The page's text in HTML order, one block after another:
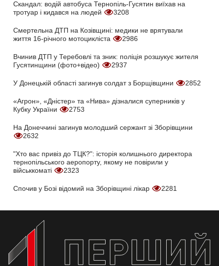
Скандал: водій автобуса Тернопіль-Гусятин виїхав на
тротуар і кидався на людей
3208
Смертельна ДТП на Козівщині: медики не врятували
життя 16-річного мотоцикліста
2986
Вчинив ДТП у Теребовлі та зник: поліція розшукує жителя
Гусятинщини (фото+відео)
2937
У Донецькій області загинув солдат з Борщівщини 2852
«Агрон», «Дністер» та «Нива» дізналися суперників у
Кубку України
2753
На Донеччині загинув молодший сержант зі Зборівщини
2632
"Хто вас привіз до ТЦК?": історія колишнього директора
тернопільського аеропорту, якому не повірили у
військкоматі
2323
Спочив у Бозі відомий на Зборівщині лікар 2281